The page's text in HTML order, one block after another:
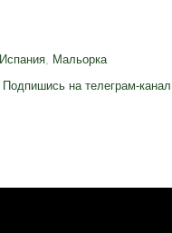
Испания, Мальорка
Подпишись на телеграм-